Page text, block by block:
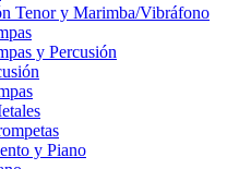
Tenor y Marimba/Vibráfono
y Percusión
y Piano